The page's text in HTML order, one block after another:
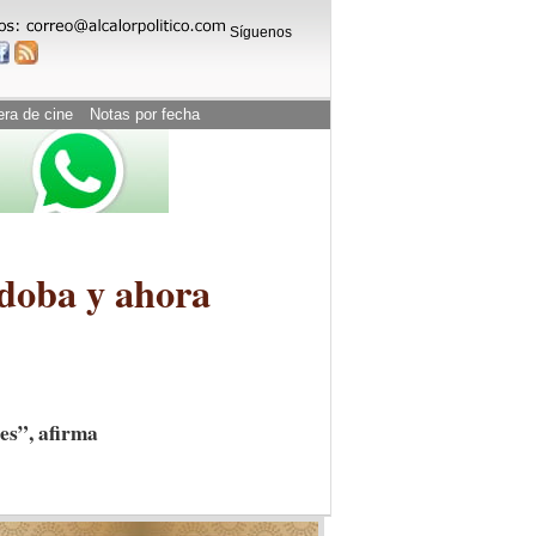
Síguenos
de cine Notas por fecha
y ahora
afirma